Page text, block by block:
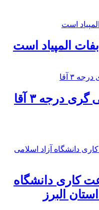
المپیاد است
درجه ۳ آقا
کاری دانشگاه
البرز